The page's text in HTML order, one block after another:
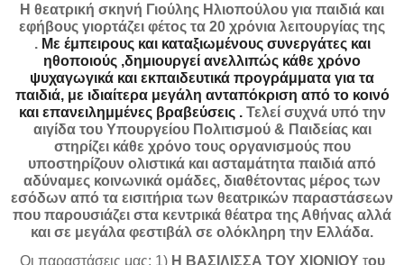
Η θεατρική σκηνή Γιούλης Ηλιοπούλου για παιδιά και
εφήβους γιορτάζει φέτος τα 20 χρόνια λειτουργίας της
. Με έμπειρους και καταξιωμένους συνεργάτες και
ηθοποιούς ,δημιουργεί ανελλιπώς κάθε χρόνο
ψυχαγωγικά και εκπαιδευτικά προγράμματα για τα
παιδιά, με ιδιαίτερα μεγάλη ανταπόκριση από το κοινό
και επανειλημμένες βραβεύσεις . Τελεί συχνά υπό την
αιγίδα του Υπουργείου Πολιτισμού & Παιδείας και
στηρίζει κάθε χρόνο τους οργανισμούς που
υποστηρίζουν ολιστικά και ασταμάτητα παιδιά από
αδύναμες κοινωνικά ομάδες, διαθέτοντας μέρος των
εσόδων από τα εισιτήρια των θεατρικών παραστάσεων
που παρουσιάζει στα κεντρικά θέατρα της Αθήνας αλλά
και σε μεγάλα φεστιβάλ σε ολόκληρη την Ελλάδα.
Οι παραστάσεις μας: 1) Η ΒΑΣΙΛΙΣΣΑ ΤΟΥ ΧΙΟΝΙΟΥτου